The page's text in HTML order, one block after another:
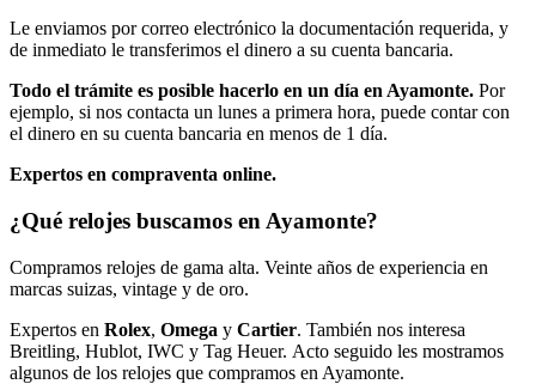
Le enviamos por correo electrónico la documentación requerida, y
de inmediato le transferimos el dinero a su cuenta bancaria.
Todo el trámite es posible hacerlo en un día en Ayamonte. Por
ejemplo, si nos contacta un lunes a primera hora, puede contar con
el dinero en su cuenta bancaria en menos de 1 día.
Expertos en compraventa online.
¿Qué relojes buscamos en Ayamonte?
Compramos relojes de gama alta. Veinte años de experiencia en
marcas suizas, vintage y de oro.
Expertos en Rolex, Omega y Cartier. También nos interesa
Breitling, Hublot, IWC y Tag Heuer. Acto seguido les mostramos
algunos de los relojes que compramos en Ayamonte.